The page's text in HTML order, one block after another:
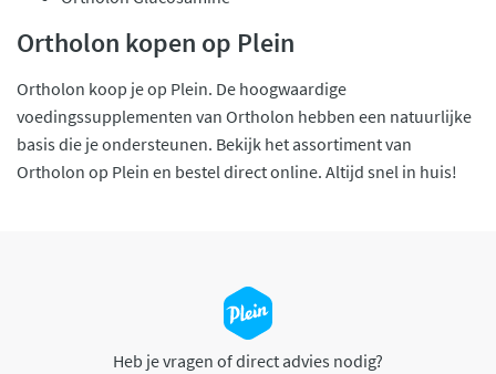
Ortholon kopen op Plein
Ortholon koop je op Plein. De hoogwaardige
voedingssupplementen van Ortholon hebben een natuurlijke
basis die je ondersteunen. Bekijk het assortiment van
Ortholon op Plein en bestel direct online. Altijd snel in huis!
Heb je vragen of direct advies nodig?